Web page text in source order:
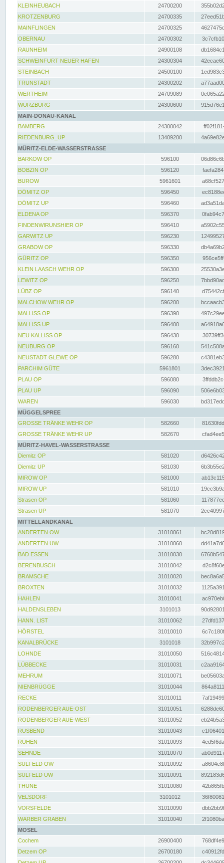
KLEINHEUBACH 24700200
KROTZENBURG
24700335
MAINFLINGEN
24700325
OBERNAU
24700302
RAUNHEIM
24900108
SCHWEINFURT NEUER HAFEN
24300304
STEINBACH
24500100
TRUNSTADT
24300202
WERTHEIM
24709089
WÜRZBURG
24300600
MAIN-DONAU-KANAL
BAMBERG
24300042
RIEDENBURG_UP
13409200
MÜRITZ-ELDE-WASSERSTRASSE
BARKOW OP
596100
BOBZIN OP
596120
BUROW
5961601
DÖMITZ OP
596450
DÖMITZ UP
596460
ELDENA OP
596370
FINDENWIRUNSHIER OP
596410
GARWITZ UP
596230
GRABOW OP
596330
GÜRITZ OP
596350
KLEIN LAASCH WEHR OP
596300
LEWITZ OP
596250
LÜBZ OP
596140
MALCHOW WEHR OP
596200
MALLISS OP
596390
MALLISS UP
596400
NEU KALLISS OP
596430
NEUBURG OP
596160
NEUSTADT GLEWE OP
596280
PARCHIM GÜTE
5961801
PLAU OP
596080
PLAU UP
596090
WAREN
596030
MÜGGELSPREE
GROSSE TRÄNKE WEHR OP
582660
GROSSE TRÄNKE WEHR UP
582670
MÜRITZ-HAVEL-WASSERSTRASSE
Diemitz OP
581020
Diemitz UP
581030
MIROW OP
581000
MIROW UP
581010
Strasen OP
581060
Strasen UP
581070
MITTELLANDKANAL
ANDERTEN OW
31010061
ANDERTEN UW
31010060
BAD ESSEN
31010030
BERENBUSCH
31010042
BRAMSCHE
31010020
BROXTEN
31010032
HAHLEN
31010041
HALDENSLEBEN
3101013
HANN. LIST
31010062
HÖRSTEL
31010010
KANALBRÜCKE
3101018
LOHNDE
31010050
LÜBBECKE
31010031
MEHRUM
31010071
NIENBRÜGGE
31010044
RECKE
31010011
RODENBERGER AUE-OST
31010051
RODENBERGER AUE-WEST
31010052
RUSBEND
31010043
RÜHEN
31010093
SEHNDE
31010070
SÜLFELD OW
31010092
SÜLFELD UW
31010091
THUNE
31010080
VELSDORF
3101012
VORSFELDE
31010090
WARBER GRABEN
31010040
MOSEL
Cochem
26900400
Detzem OP
26700180